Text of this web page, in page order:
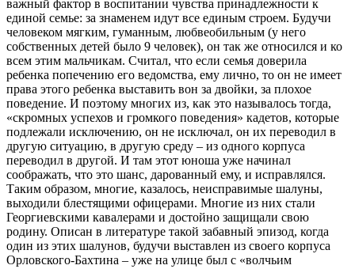
важный фактор в воспитании чувства принадлежности к
единой семье: за знаменем идут все единым строем. Будучи
человеком мягким, гуманным, любвеобильным (у него
собственных детей было 9 человек), он так же относился и ко
всем этим мальчикам. Считал, что если семья доверила
ребенка попечению его ведомства, ему лично, то он не имеет
права этого ребенка выставить вон за двойки, за плохое
поведение. И поэтому многих из, как это называлось тогда,
«скромных успехов и громкого поведения» кадетов, которые
подлежали исключению, он не исключал, он их переводил в
другую ситуацию, в другую среду – из одного корпуса
переводил в другой. И там этот юноша уже начинал
соображать, что это шанс, дарованный ему, и исправлялся.
Таким образом, многие, казалось, неисправимые шалуны,
выходили блестящими офицерами. Многие из них стали
Георгиевскими кавалерами и достойно защищали свою
родину. Описан в литературе такой забавный эпизод, когда
один из этих шалунов, будучи выставлен из своего корпуса
Орловского-Бахтина – уже на улице был с «волчьим